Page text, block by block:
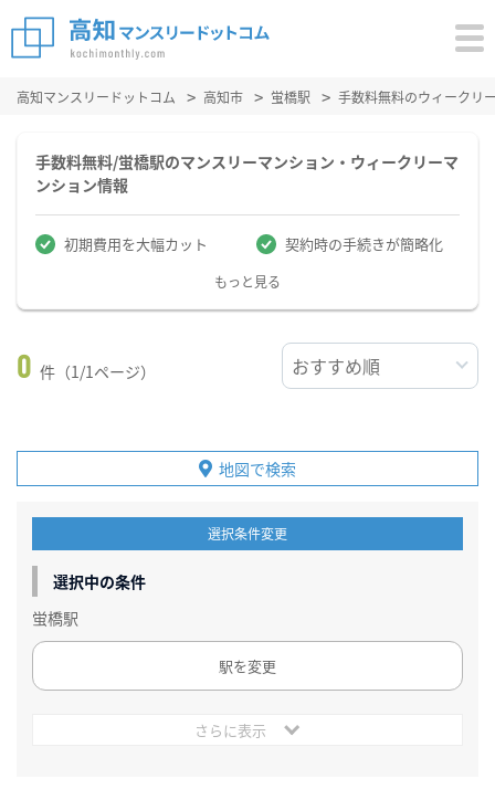
高知マンスリードットコム 高知市 蛍橋駅 手数料無料のウィークリ
手数料無料/蛍橋駅のマンスリーマンション・ウィークリーマ
ンション情報
初期費用を大幅カット 契約時の手続きが簡略化
もっと見る
0 件（1/1ページ）
地図で検索
選択条件変更
選択中の条件
蛍橋駅
駅を変更
さらに表示